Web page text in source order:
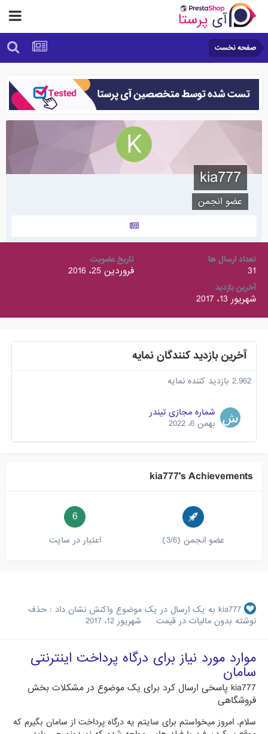
صفحه نخست
kia777
عضو انجمن
تعداد ارسال ها
31
تاریخ عضویت
فروردین 25، 2016
آخرین بازدید
شهریور 13، 2017
آخرین بازدید کنندگان نمایه
2,962 بازدید کننده نمایه
شماره مجازی تیندر
بهمن 6، 2022
kia777's Achievements
عضو انجمن (3/6)
6
اعتبار در سایت
kia777 به یک ارسال در یک موضوع واکنش نشان داد : حذف
نوشته بدون مالیات در قیمت
شهریور 12، 2017
موارد مورد نیاز برای درگاه پرداخت اینترنتی
سامان
kia777 پاسخی ارسال کرد برای یک موضوع در مشکلات بخش
فروشگاهی
سلام. امروز میخواستم برای سایتم یه درگاه پرداخت از سامان بگیرم که